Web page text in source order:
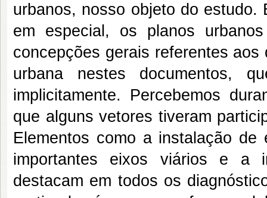
urbanos, nosso objeto do
em especial, os planos
concepções gerais referentes
urbana nestes documentos,
implicitamente. Percebemos
que alguns vetores tiveram
Elementos como a instalação de
importantes eixos viários e a
destacam em todos os